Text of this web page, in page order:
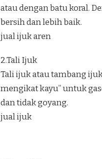
atau dengan batu koral.
bersih dan lebih baik.
jual ijuk aren
2.Tali Ijuk
Tali ijuk atau tambang
mengikat kayu” untuk
dan tidak goyang.
jual ijuk